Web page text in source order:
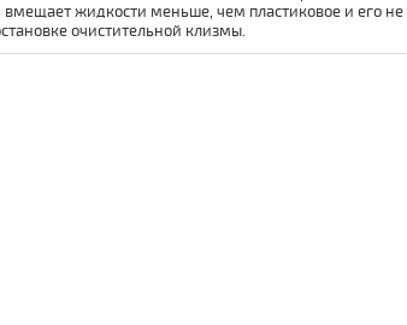
жидкости меньше, чем пластиковое и его не
очистительной клизмы.